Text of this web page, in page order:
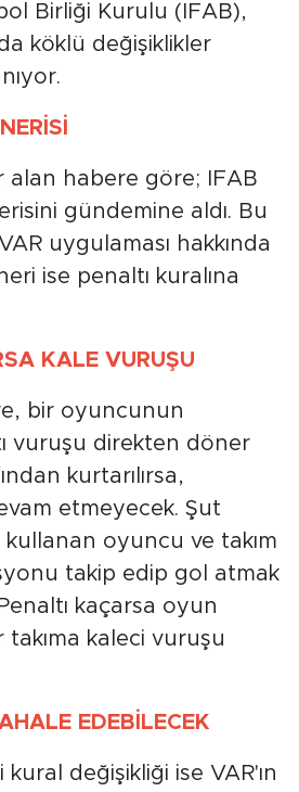
Birliği Kurulu (IFAB),
köklü değişiklikler
alan habere göre; IFAB
gündemine aldı. Bu
uygulaması hakkında
ise penaltı kuralına
KALE VURUŞU
bir oyuncunun
vuruşu direkten döner
kurtarılırsa,
etmeyecek. Şut
kullanan oyuncu ve takım
takip edip gol atmak
kaçarsa oyun
kaleci vuruşu
EDEBİLECEK
değişikliği ise VAR'ın